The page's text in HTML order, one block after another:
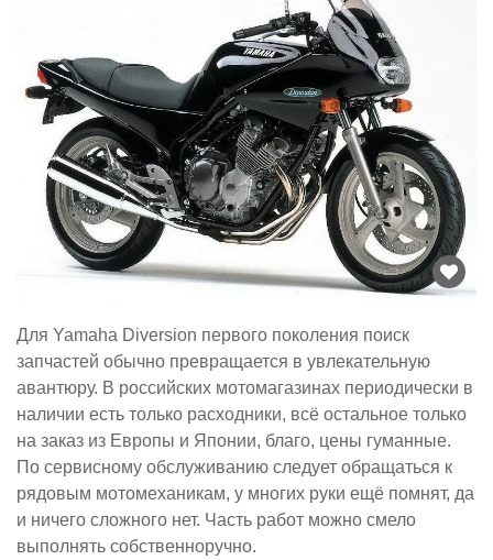
Для Yamaha Diversion первого поколения поиск
запчастей обычно превращается в увлекательную
авантюру. В российских мотомагазинах периодически в
наличии есть только расходники, всё остальное только
на заказ из Европы и Японии, благо, цены гуманные.
По сервисному обслуживанию следует обращаться к
рядовым мотомеханикам, у многих руки ещё помнят, да
и ничего сложного нет. Часть работ можно смело
выполнять собственноручно.